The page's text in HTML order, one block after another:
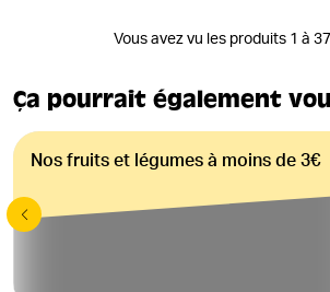
Vous avez vu les produits 1 à
Ça pourrait également
Nos fruits et légumes à moins de 3€